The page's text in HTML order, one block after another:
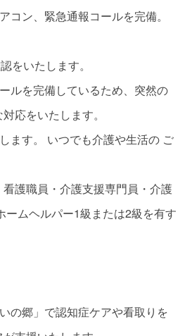
コン、緊急通報コールを完備。
をいたします。
ルを完備しているため、突然の
応をいたします。
ます。 いつでも介護や生活の ご
看護職員・介護支援専門員・介護
ームヘルパー1級または2級を有す
の郷」で認知症ケアや看取りを